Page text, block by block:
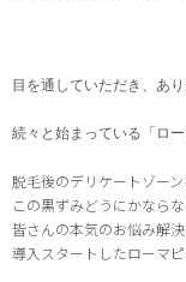
目を通していただき、あ
続々と始まっている「ロ
脱毛後のデリケートゾー
この黒ずみどうにかなら
皆さんの本気のお悩み解
導入スタートしたローマ